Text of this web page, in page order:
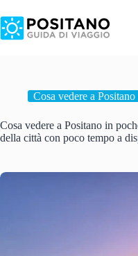
al
contenuto
Cosa vedere a Positano
Cosa vedere a Positano in
della città con poco tempo a